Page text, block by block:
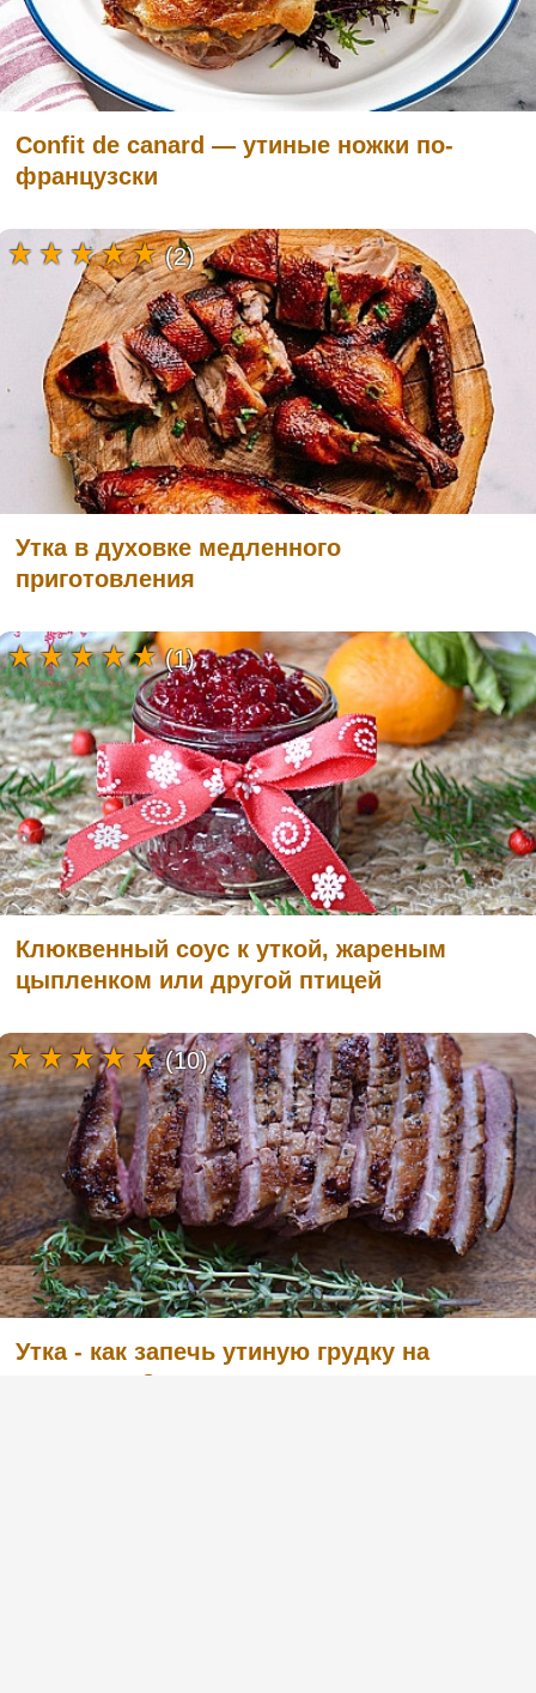
Confit de canard — утиные ножки по-
французски
Утка в духовке медленного
приготовления
(2)
Клюквенный соус к уткой, жареным
цыпленком или другой птицей
(1)
Утка - как запечь утиную грудку на
сковороде?
(10)